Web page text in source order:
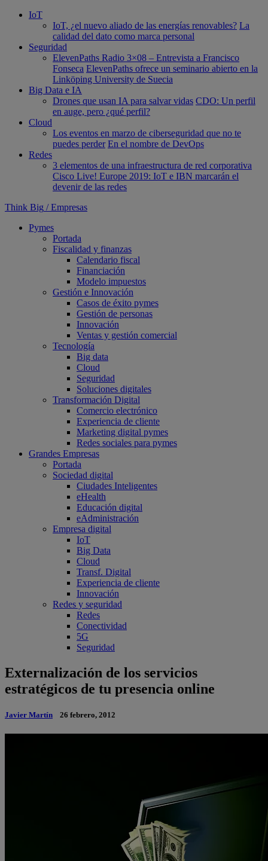
IoT
IoT, ¿el nuevo aliado de las energías renovables? La
calidad del dato como marca personal
Seguridad
ElevenPaths Radio 3×08 – Entrevista a Francisco
Fonseca ElevenPaths ofrece un seminario abierto en la
Linköping University de Suecia
Big Data e IA
Drones que usan IA para salvar vidas CDO: Un perfil
en auge, pero ¿qué perfil?
Cloud
Los eventos en marzo de ciberseguridad que no te
puedes perder En el nombre de DevOps
Redes
3 elementos de una infraestructura de red corporativa
Cisco Live! Europe 2019: IoT e IBN marcarán el
devenir de las redes
Think Big / Empresas
Pymes
Portada
Fiscalidad y finanzas
Calendario fiscal
Financiación
Modelo impuestos
Gestión e Innovación
Casos de éxito pymes
Gestión de personas
Innovación
Ventas y gestión comercial
Tecnología
Big data
Cloud
Seguridad
Soluciones digitales
Transformación Digital
Comercio electrónico
Experiencia de cliente
Marketing digital pymes
Redes sociales para pymes
Grandes Empresas
Portada
Sociedad digital
Ciudades Inteligentes
eHealth
Educación digital
eAdministración
Empresa digital
IoT
Big Data
Cloud
Transf. Digital
Experiencia de cliente
Innovación
Redes y seguridad
Redes
Conectividad
5G
Seguridad
Externalización de los servicios
estratégicos de tu presencia online
Javier Martín 26 febrero, 2012